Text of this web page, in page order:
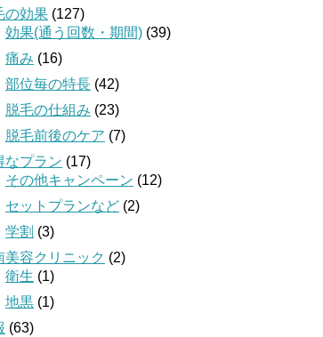
の効果 (127)
効果(通う回数・期間) (39)
痛み (16)
部位毎の特長 (42)
脱毛の仕組み (23)
脱毛前後のケア (7)
なプラン (17)
その他キャンペーン (12)
セットプランなど (2)
学割 (3)
美容クリニック (2)
衛生 (1)
地黒 (1)
(63)